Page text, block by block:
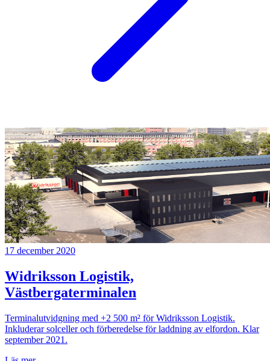
17 december 2020
Widriksson Logistik,
Västbergaterminalen
Terminalutvidgning med +2 500 m² för Widriksson Logistik.
Inkluderar solceller och förberedelse för laddning av elfordon. Klar
september 2021.